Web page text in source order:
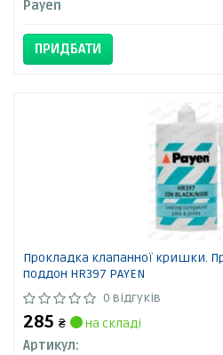
Payen
ПРИДБАТИ
Прокладка клапанної кришки.
поддон HR397 PAYEN
0 відгуків
285 ₴
на складі
Артикул: